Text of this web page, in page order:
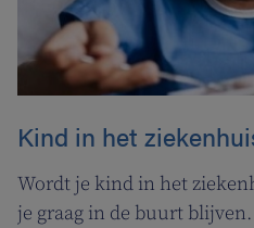
Kind in het
Wordt je kind in het
je graag in de buurt